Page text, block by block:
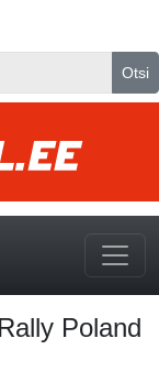
Otsi
Poland